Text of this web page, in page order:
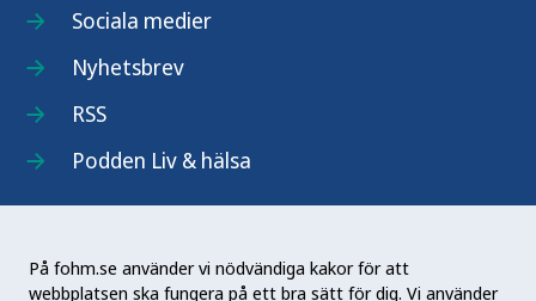
På fohm.se använder vi nödvändiga kakor för att
webbplatsen ska fungera på ett bra sätt för dig. Vi använder
Sociala medier
Nyhetsbrev
RSS
Podden Liv & hälsa